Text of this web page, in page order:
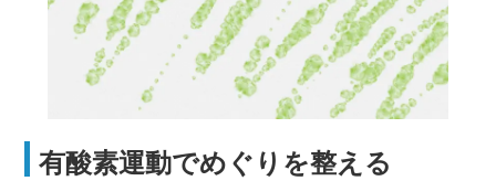
有酸素運動でめぐりを整える